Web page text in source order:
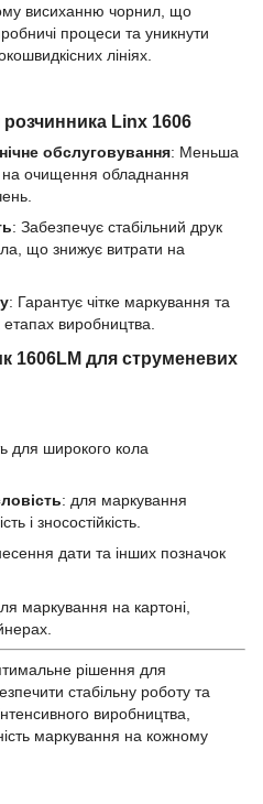
висиханню чорнил, що
процеси та уникнути
лініях.
Linx 1606
обслуговування: Меньша
на очищення обладнання
: Забезпечує стабільний друк
що знижує витрати на
: Гарантує чітке маркування та
етапах виробництва.
для широкого кола
: для маркування
і зносостійкість.
дати та інших позначок
маркування на картоні,
рішення для
стабільну роботу та
виробництва,
маркування на кожному